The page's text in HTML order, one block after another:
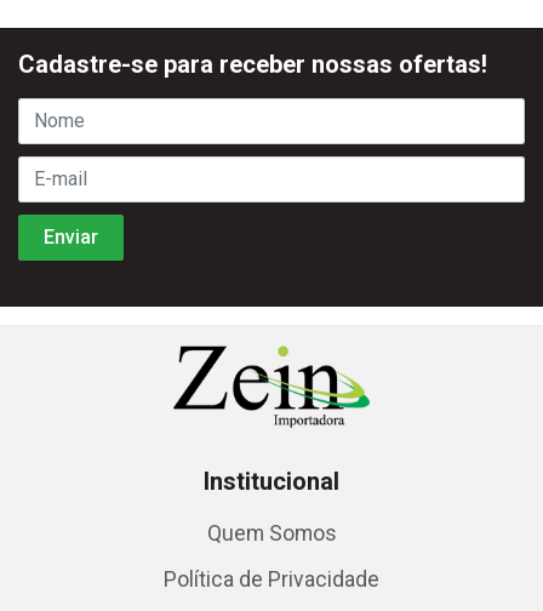
Cadastre-se para receber nossas ofertas!
Institucional
Quem Somos
Política de Privacidade